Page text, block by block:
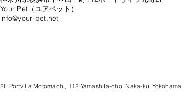
Your Pet（ユアペット）
info@your-pet.net
2F Portvilla Motomachi, 112 Yamashita-cho, Naka-ku, Yokohama